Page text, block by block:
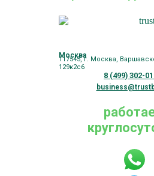
Москва
117545, г. Москва,
129к2с6
8 (499) 302-